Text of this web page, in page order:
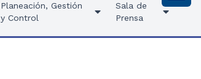
Planeación, Gestión
y Control
Sala de
Prensa